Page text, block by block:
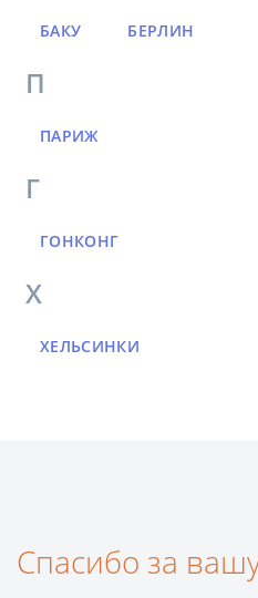
БАКУ БЕРЛИН
П
ПАРИЖ
Г
ГОНКОНГ
Х
ХЕЛЬСИНКИ
Спасибо за